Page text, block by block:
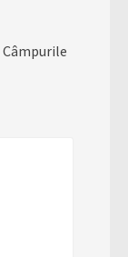
Câmpurile